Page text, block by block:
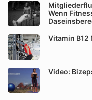
Wenn
Vitamin B12
Video: